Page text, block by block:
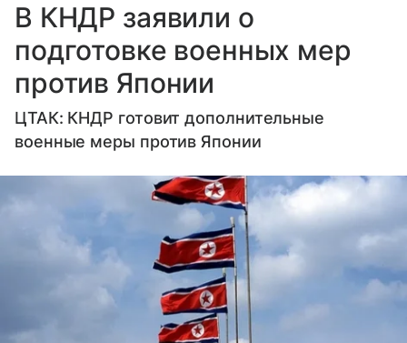
В КНДР заявили о
подготовке военных мер
против Японии
ЦТАК: КНДР готовит дополнительные
военные меры против Японии